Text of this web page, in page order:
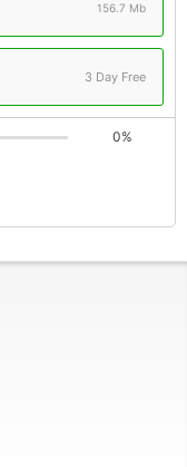
156.7 Mb
3 Day Free
0%